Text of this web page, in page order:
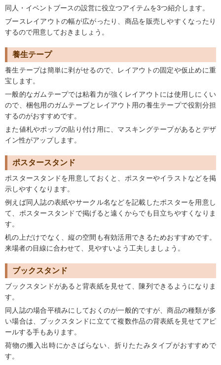
同人・イベントブースの設営に役立つアイテムを3つ紹介します。
ブースレイアウトの幅が広がったり、商品を販売しやすくなったり
するので用意しておきましょう。
養生テープ
養生テープは簡単に剥がせるので、レイアウトの固定や仮止めに重
宝します。
一般的なガムテープでは粘着力が強くレイアウトには使用しにくい
ので、梱包用のガムテープとレイアウト用の養生テープで役割分担
するのがおすすめです。
また値札やポップの貼り付け用に、マスキングテープがあるとデザ
イン性がアップします。
ポスタースタンド
ポスタースタンドを用意しておくと、ポスターやイラストなどを掲
示しやすくなります。
例えば同人誌の表紙やサークル名などを記載したポスターを用意し
て、ポスタースタンドで掲げると遠くからでも目立ちやすくなりま
す。
机の上だけでなく、縦の空間も有効活用できるためおすすめです。
来場者の目線に合わせて、見やすいよう工夫しましょう。
ブックスタンド
ブックスタンドがあると背表紙を見せて、陳列できるようになりま
す。
同人誌の場合平積みにしておくのが一般的ですが、商品の種類が多
い場合は、ブックスタンドに立てて複数作品の背表紙を見せてアピ
ールする手もあります。
荷物の搬入出時にかさばらない、折りたたみタイプがおすすめで
す。